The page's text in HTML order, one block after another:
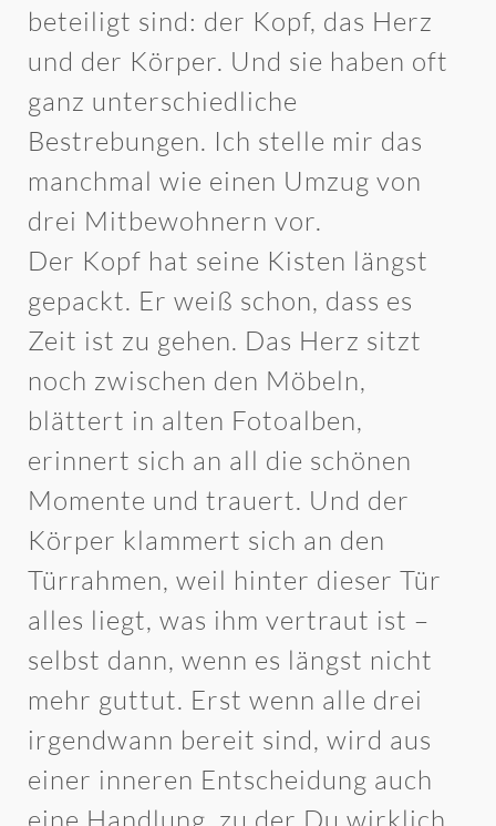
beteiligt sind: der Kopf, das Herz
und der Körper. Und sie haben oft
ganz unterschiedliche
Bestrebungen. Ich stelle mir das
manchmal wie einen Umzug von
drei Mitbewohnern vor.
Der Kopf hat seine Kisten längst
gepackt. Er weiß schon, dass es
Zeit ist zu gehen. Das Herz sitzt
noch zwischen den Möbeln,
blättert in alten Fotoalben,
erinnert sich an all die schönen
Momente und trauert. Und der
Körper klammert sich an den
Türrahmen, weil hinter dieser Tür
alles liegt, was ihm vertraut ist –
selbst dann, wenn es längst nicht
mehr guttut. Erst wenn alle drei
irgendwann bereit sind, wird aus
einer inneren Entscheidung auch